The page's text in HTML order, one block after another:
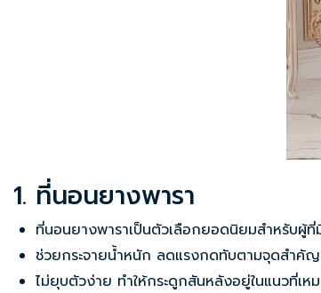
1. ที่นอนยางพารา
ที่นอนยางพาราเป็นตัวเลือกยอดนิยมสำหรับผู้
ช่วยกระจายน้ำหนัก ลดแรงกดทับตามจุดสำคัญ
ไม่ยุบตัวง่าย ทำให้กระดูกสันหลังอยู่ในแนวที่เห